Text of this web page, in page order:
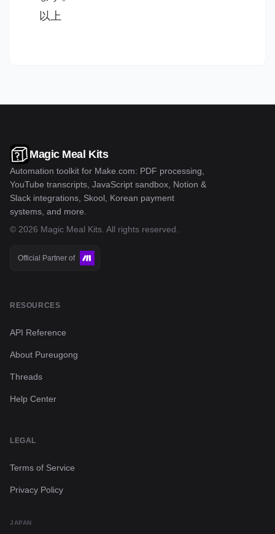
以上
Magic Meal Kits
Automation toolkit for Make.com: PDF processing,
YouTube transcripts, JavaScript sandbox, Notion &
Slack integrations, Skool, Korean payment
systems, and more.
© 2026 Magic Meal Kits . All rights reserved.
Official Partner of
Make.com
RESOURCES
API Reference
About Pureugong
Threads
Help Center
LEGAL
Terms of Service
Privacy Policy
JAPAN